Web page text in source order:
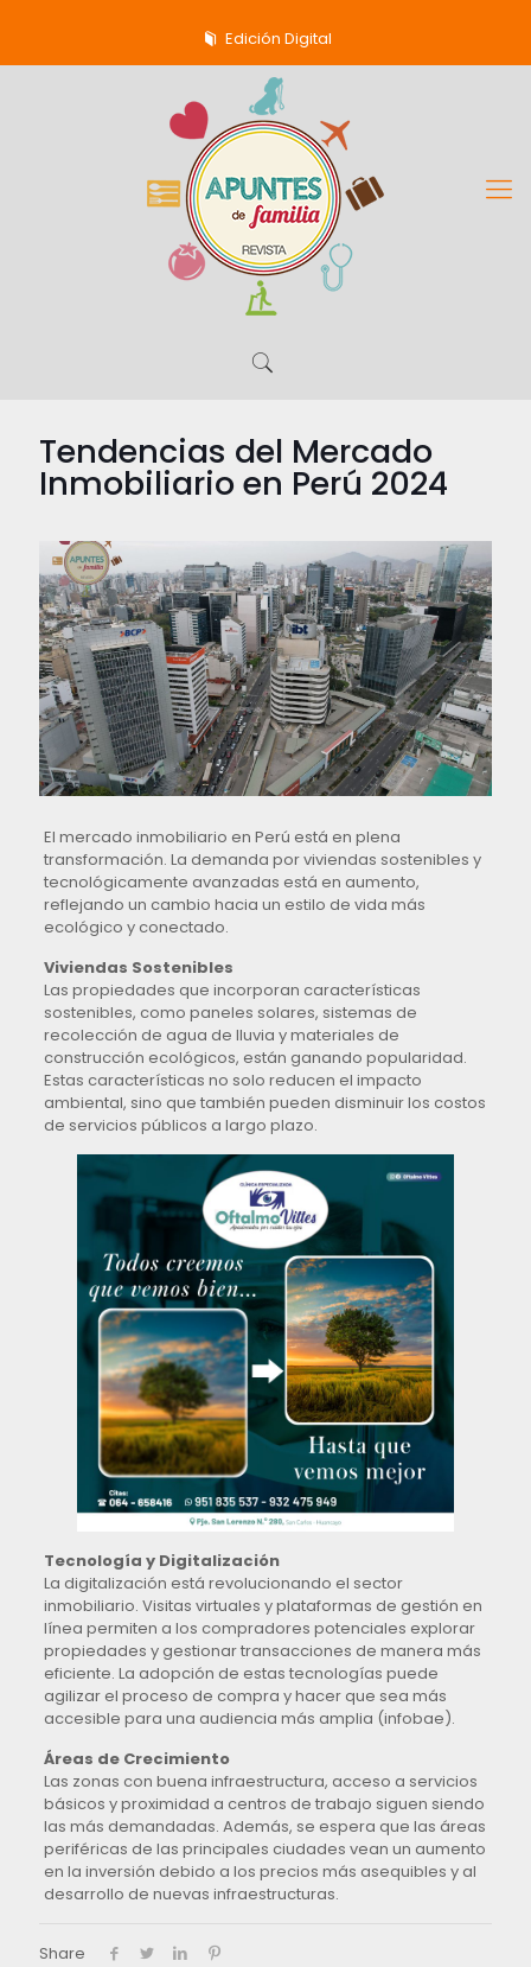
Edición Digital
Tendencias del Mercado
Inmobiliario en Perú 2024
El mercado inmobiliario en Perú está en plena
transformación. La demanda por viviendas sostenibles y
tecnológicamente avanzadas está en aumento,
reflejando un cambio hacia un estilo de vida más
ecológico y conectado.
Viviendas Sostenibles
Las propiedades que incorporan características
sostenibles, como paneles solares, sistemas de
recolección de agua de lluvia y materiales de
construcción ecológicos, están ganando popularidad.
Estas características no solo reducen el impacto
ambiental, sino que también pueden disminuir los costos
de servicios públicos a largo plazo.
Tecnología y Digitalización
La digitalización está revolucionando el sector
inmobiliario. Visitas virtuales y plataformas de gestión en
línea permiten a los compradores potenciales explorar
propiedades y gestionar transacciones de manera más
eficiente. La adopción de estas tecnologías puede
agilizar el proceso de compra y hacer que sea más
accesible para una audiencia más amplia​ (infobae)​.
Áreas de Crecimiento
Las zonas con buena infraestructura, acceso a servicios
básicos y proximidad a centros de trabajo siguen siendo
las más demandadas. Además, se espera que las áreas
periféricas de las principales ciudades vean un aumento
en la inversión debido a los precios más asequibles y al
desarrollo de nuevas infraestructuras.
Share